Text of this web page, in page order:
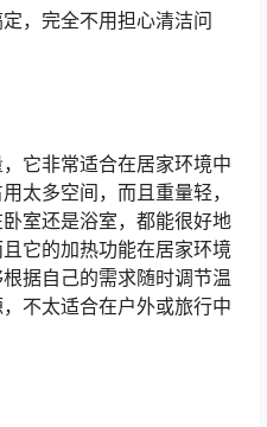
，完全不用担心清洁问
它非常适合在居家环境中
太多空间，而且重量轻，
室还是浴室，都能很好地
它的加热功能在居家环境
据自己的需求随时调节温
不太适合在户外或旅行中